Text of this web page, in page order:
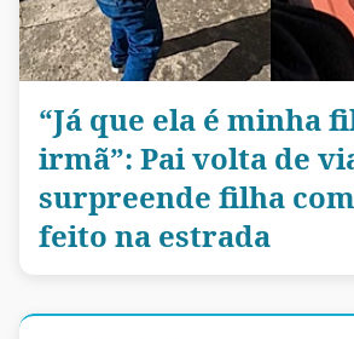
“Já que ela é minha
irmã”: Pai volta de
surpreende filha
feito na estrada